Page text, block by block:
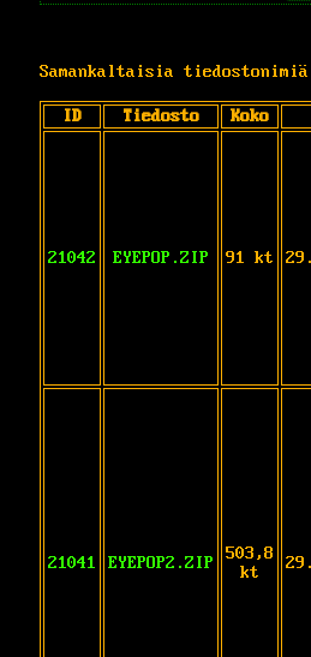
Samankaltaisia
ID Tiedosto Koko
21042 EYEPOP.ZIP 91 kt
21041 EYEPOP2.ZIP
503,8
kt